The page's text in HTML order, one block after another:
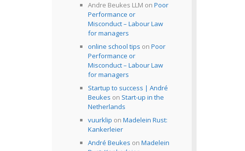
Andre Beukes LLM on Poor
Performance or
Misconduct – Labour Law
for managers
online school tips on Poor
Performance or
Misconduct – Labour Law
for managers
Startup to success | André
Beukes on Start-up in the
Netherlands
vuurklip on Madelein Rust:
Kankerleier
André Beukes on Madelein